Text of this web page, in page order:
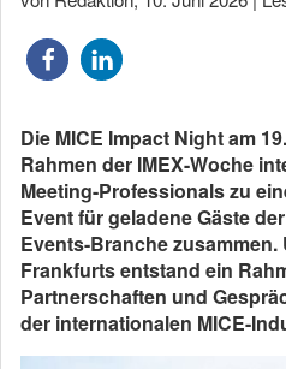
Die MICE Impact Night am
Rahmen der IMEX-Woche
Meeting-Professionals zu
Event für geladene Gäste der
Events-Branche zusammen.
Frankfurts entstand ein
Partnerschaften und
der internationalen MICE-